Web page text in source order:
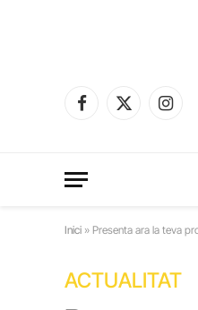
Facebook
X
Inici » Presenta ara la teva
ACTUALITAT